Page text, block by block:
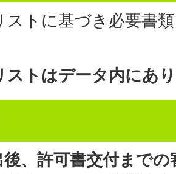
ストに基づき必要書
ストはデータ内にあ
後、許可書交付まで